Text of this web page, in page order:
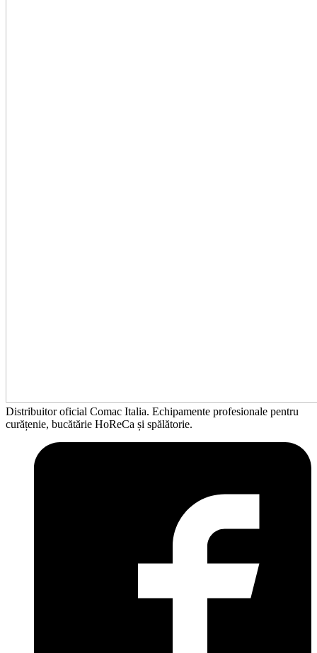
Distribuitor oficial Comac Italia. Echipamente profesionale pentru
curățenie, bucătărie HoReCa și spălătorie.